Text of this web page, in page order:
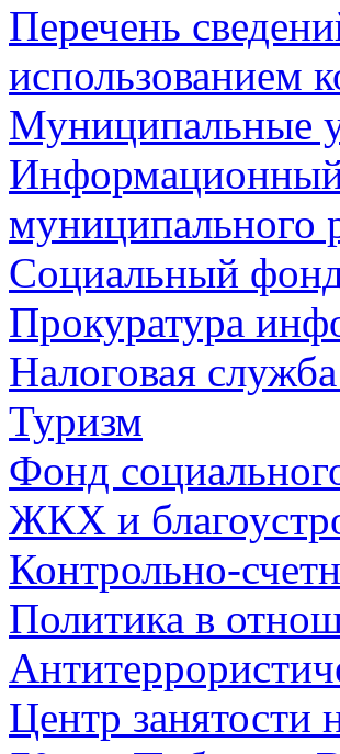
Перечень
использованием
Муниципальные
Информационный
муниципального
Социальный
Прокуратура
Налоговая
Туризм
Фонд
ЖКХ и
Контрольно-
Политика в
Центр занятости